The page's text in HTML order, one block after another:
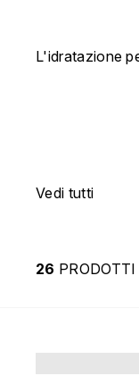
L'idratazione
Vedi tutti
26 PRODOTTI